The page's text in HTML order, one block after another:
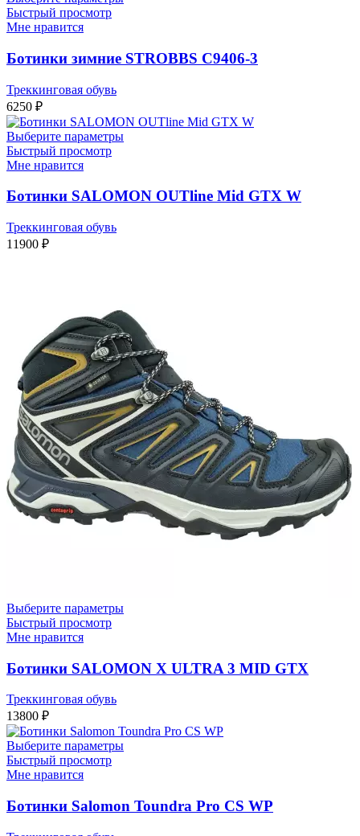
Быстрый просмотр
Мне нравится
Ботинки зимние STROBBS C9406-3
Треккинговая обувь
6250 ₽
Выберите параметры
Быстрый просмотр
Мне нравится
Ботинки SALOMON OUTline Mid GTX W
Треккинговая обувь
11900 ₽
Выберите параметры
Быстрый просмотр
Мне нравится
Ботинки SALOMON X ULTRA 3 MID GTX
Треккинговая обувь
13800 ₽
Выберите параметры
Быстрый просмотр
Мне нравится
Ботинки Salomon Toundra Pro CS WP